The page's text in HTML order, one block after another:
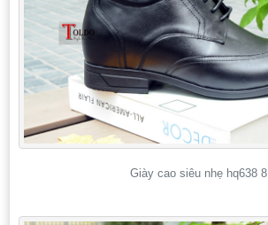
Giày cao siêu nhẹ hq638 8